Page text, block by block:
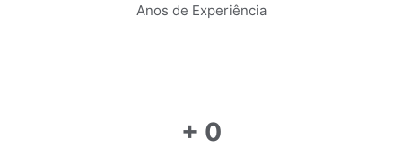
Anos de Experiência
+ 0